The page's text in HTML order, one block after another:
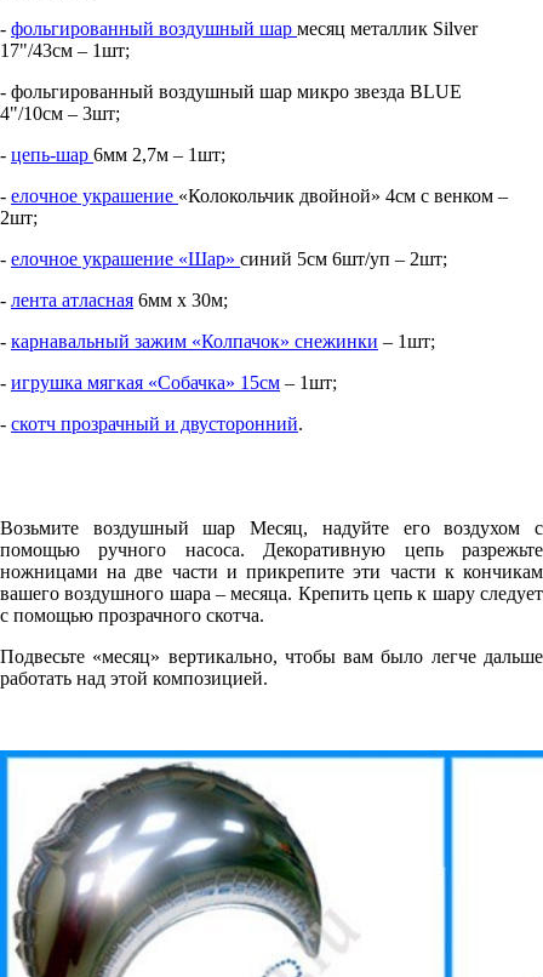
- фольгированный воздушный шар месяц металлик Silver
17"/43см – 1шт;
- фольгированный воздушный шар микро звезда BLUE
4"/10см – 3шт;
- цепь-шар 6мм 2,7м – 1шт;
- елочное украшение «Колокольчик двойной» 4см с венком –
2шт;
- елочное украшение «Шар» синий 5см 6шт/уп – 2шт;
- лента атласная 6мм х 30м;
- карнавальный зажим «Колпачок» снежинки – 1шт;
- игрушка мягкая «Собачка» 15см – 1шт;
- скотч прозрачный и двусторонний.
Возьмите воздушный шар Месяц, надуйте его воздухом с
помощью ручного насоса. Декоративную цепь разрежьте
ножницами на две части и прикрепите эти части к кончикам
вашего воздушного шара – месяца. Крепить цепь к шару следует
с помощью прозрачного скотча.
Подвесьте «месяц» вертикально, чтобы вам было легче дальше
работать над этой композицией.